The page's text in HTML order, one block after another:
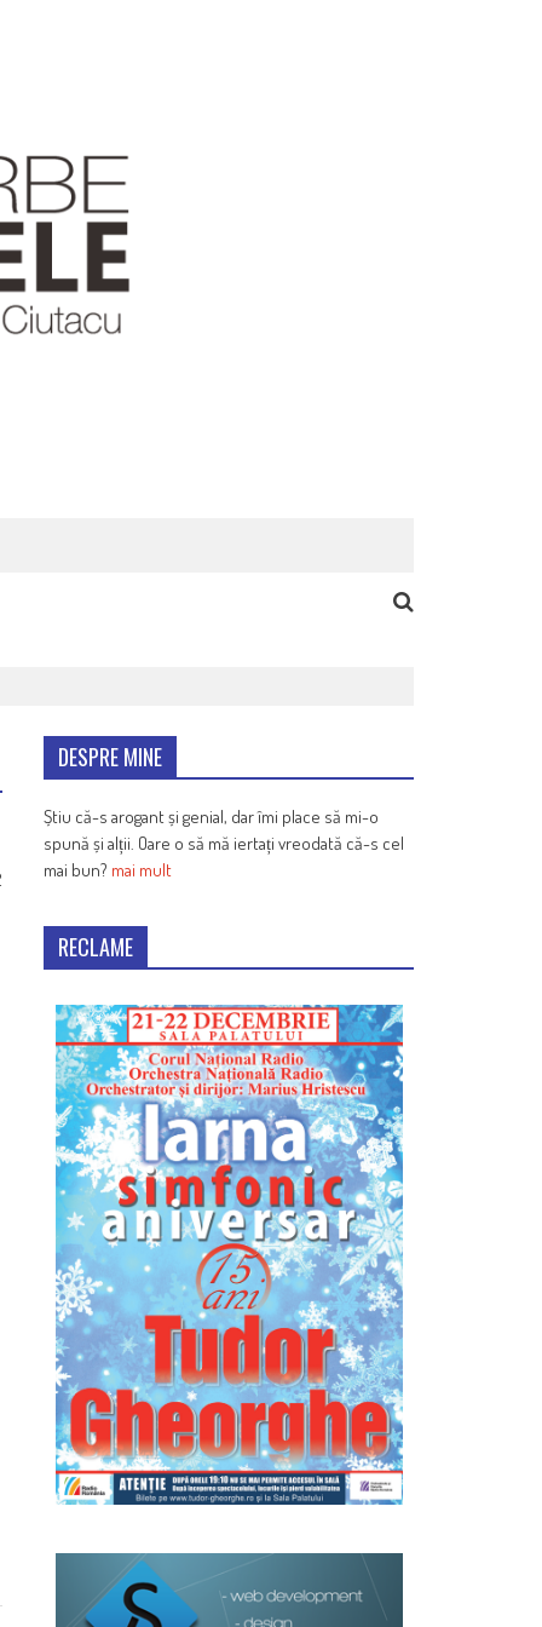
DESPRE MINE
Știu că-s arogant și genial, dar îmi place să mi-o
spună și alții. Oare o să mă iertați vreodată că-s cel
mai bun? mai mult
RECLAME